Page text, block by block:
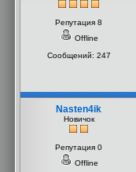
Репутация 8
Offline
Сообщений: 247
Nasten4ik
Новичок
Репутация 0
Offline